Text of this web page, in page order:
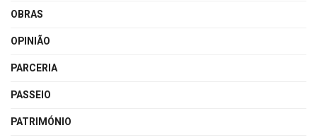
OBRAS
OPINIÃO
PARCERIA
PASSEIO
PATRIMÓNIO